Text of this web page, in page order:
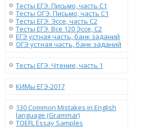
Тесты ЕГЭ. Письмо, часть С1
Тесты ОГЭ. Письмо, часть С1
Тесты ЕГЭ. Эссе, часть C2
Тесты ЕГЭ. Все 120 Эссе, C2
ЕГЭ устная часть, банк заданий
ОГЭ устная часть, банк заданий
Тесты ЕГЭ. Чтение, часть 1
КИМы ЕГЭ-2017
130 Сommon Mistakes in English
language (Grammar)
TOEFL Essay Samples